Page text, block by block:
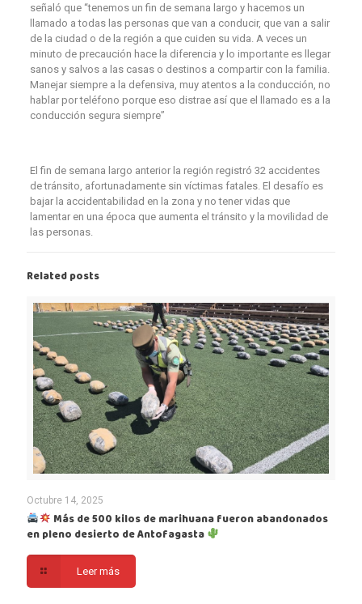
señaló que “tenemos un fin de semana largo y hacemos un
llamado a todas las personas que van a conducir, que van a salir
de la ciudad o de la región a que cuiden su vida. A veces un
minuto de precaución hace la diferencia y lo importante es llegar
sanos y salvos a las casas o destinos a compartir con la familia.
Manejar siempre a la defensiva, muy atentos a la conducción, no
hablar por teléfono porque eso distrae así que el llamado es a la
conducción segura siempre”
El fin de semana largo anterior la región registró 32 accidentes
de tránsito, afortunadamente sin víctimas fatales. El desafío es
bajar la accidentabilidad en la zona y no tener vidas que
lamentar en una época que aumenta el tránsito y la movilidad de
las personas.
Related posts
Octubre 14, 2025
Más de 500 kilos de marihuana fueron abandonados
en pleno desierto de Antofagasta
Leer más